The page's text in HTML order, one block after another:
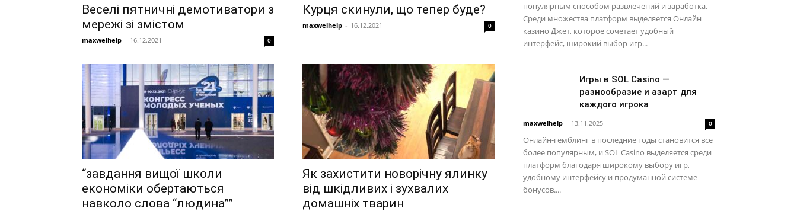
Веселі пятничні демотиватори з
мережі зі змістом
maxwelhelp - 16.12.2021 0
Курця скинули, що тепер буде?
maxwelhelp - 16.12.2021 0
“завдання вищої школи
економіки обертаються
навколо слова “людина””
Як захистити новорічну ялинку
від шкідливих і зухвалих
домашніх тварин
популярным способом развлечений и заработка.
Среди множества платформ выделяется Онлайн
казино Джет, которое сочетает удобный
интерфейс, широкий выбор игр...
Игры в SOL Casino —
разнообразие и азарт для
каждого игрока
maxwelhelp - 13.11.2025 0
Онлайн-гемблинг в последние годы становится всё
более популярным, и SOL Casino выделяется среди
платформ благодаря широкому выбору игр,
удобному интерфейсу и продуманной системе
бонусов....